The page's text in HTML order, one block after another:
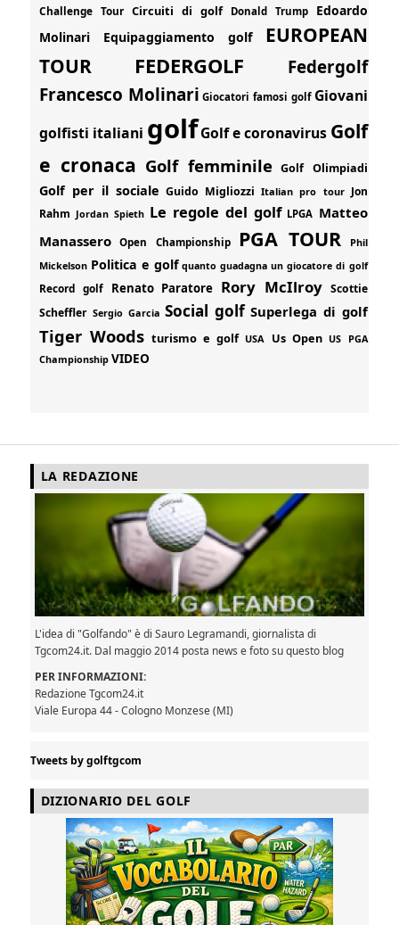
Challenge Tour Circuiti di golf Donald Trump
Edoardo
Molinari
Equipaggiamento golf
EUROPEAN
TOUR
FEDERGOLF Federgolf
Francesco Molinari Giocatori famosi golf Giovani
golfisti italiani golf Golf e coronavirus Golf
e cronaca Golf femminile Golf Olimpiadi
Golf per il sociale Guido Migliozzi Italian pro tour Jon
Rahm Jordan Spieth Le regole del golf LPGA Matteo
Manassero
Open Championship PGA TOUR
Phil
Mickelson Politica e golf quanto guadagna un giocatore di golf
Record golf Renato Paratore Rory McIlroy Scottie
Scheffler Sergio Garcia Social golf Superlega di golf
Tiger Woods turismo e golf USA Us Open US PGA
Championship VIDEO
LA REDAZIONE
L'idea di "Golfando" è di Sauro Legramandi, giornalista di
Tgcom24.it. Dal maggio 2014 posta news e foto su questo blog
PER INFORMAZIONI:
Redazione Tgcom24.it
Viale Europa 44 - Cologno Monzese (MI)
Tweets by golftgcom
DIZIONARIO DEL GOLF